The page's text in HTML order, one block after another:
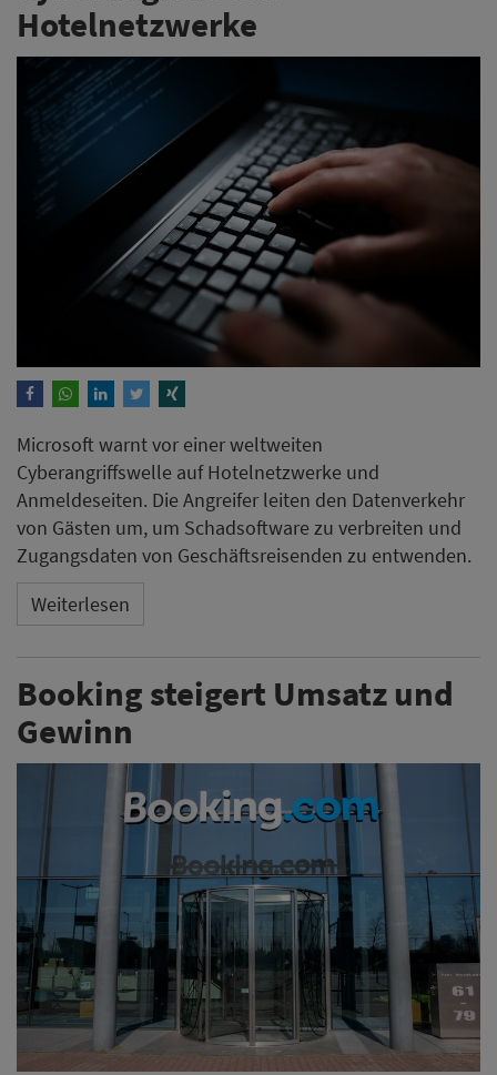
Hotelnetzwerke
Microsoft warnt vor einer weltweiten
Cyberangriffswelle auf Hotelnetzwerke und
Anmeldeseiten. Die Angreifer leiten den Datenverkehr
von Gästen um, um Schadsoftware zu verbreiten und
Zugangsdaten von Geschäftsreisenden zu entwenden.
Weiterlesen
Booking steigert Umsatz und
Gewinn